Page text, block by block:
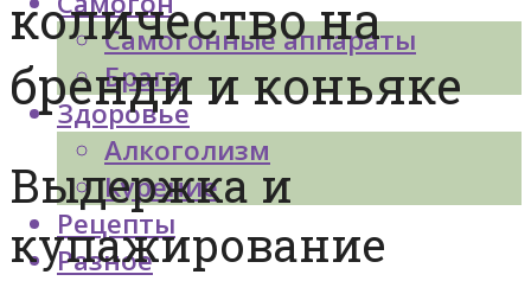
Самогонные аппараты
Брага
Здоровье
Алкоголизм
Курение
Рецепты
Разное
количество на
бренди и коньяке
Выдержка и
купажирование